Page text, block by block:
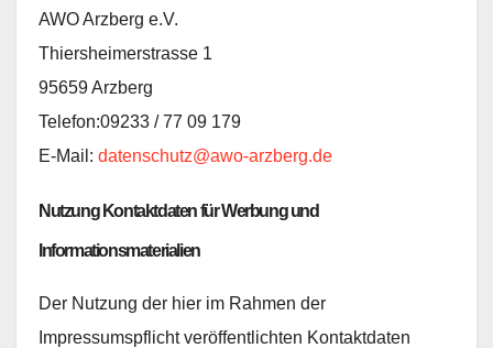
AWO Arzberg e.V.
Thiersheimerstrasse 1
95659 Arzberg
Telefon:09233 / 77 09 179
E-Mail: datenschutz@awo-arzberg.de
Nutzung Kontaktdaten für Werbung und
Informationsmaterialien
Der Nutzung der hier im Rahmen der
Impressumspflicht veröffentlichten Kontaktdaten